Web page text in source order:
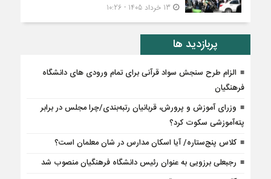
پربازدید ها
الزام طرح سنجش سواد قرآنی برای تمام ورودی های دانشگاه
فرهنگیان
وزراى آموزش و پرورش، قربانیان رتبه‌بندى/چرا مجلس در برابر
پته‌آموزشی سکوت کرد؟
کلاس پنج‌ستاره/ آیا اسکان مدارس در شان معلمان است؟
رجبعلی برزویی به عنوان رئیس دانشگاه فرهنگیان منصوب شد